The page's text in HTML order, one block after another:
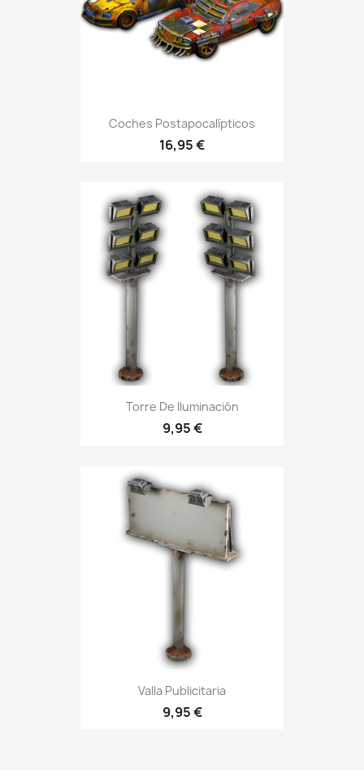
Coches Postapocalípticos
16,95 €
Torre De Iluminación
9,95 €
Valla Publicitaria
9,95 €